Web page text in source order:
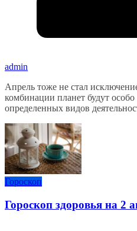
admin
Апрель тоже не стал
комбинации планет будут
определенных видов
Гороскоп
Гороскоп здоровья на 2